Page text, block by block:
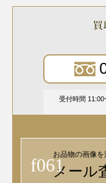
受付時間 11:00
お品物の画像
メール